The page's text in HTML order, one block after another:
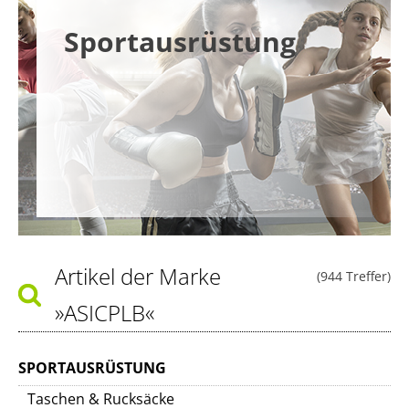
Sportausrüstung
(944 Treffer)
Artikel der Marke
»ASICPLB«
SPORTAUSRÜSTUNG
Taschen & Rucksäcke